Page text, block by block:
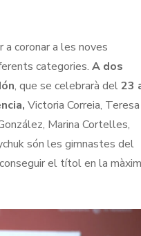
a coronar a les noves
categories. A dos
, que se celebrarà del23
Victoria Correia, Teresa
Marina Cortelles,
són les gimnastes del
el títol en la